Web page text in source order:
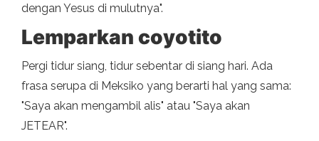
dengan Yesus di mulutnya".
Lemparkan coyotito
Pergi tidur siang, tidur sebentar di siang hari. Ada
frasa serupa di Meksiko yang berarti hal yang sama:
"Saya akan mengambil alis" atau "Saya akan
JETEAR".